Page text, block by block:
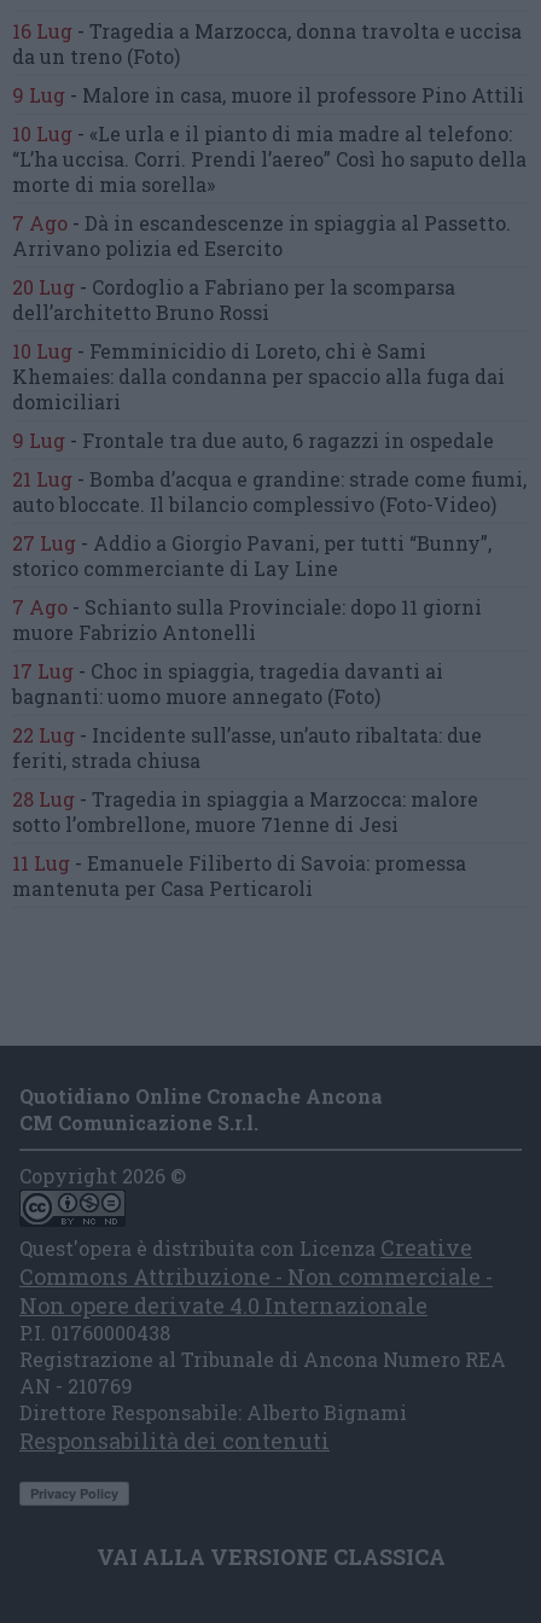
16 Lug - Tragedia a Marzocca, donna travolta e uccisa
da un treno (Foto)
9 Lug - Malore in casa, muore il professore Pino Attili
10 Lug - «Le urla e il pianto di mia madre al telefono:
“L’ha uccisa. Corri. Prendi l’aereo” Così ho saputo della
morte di mia sorella»
7 Ago - Dà in escandescenze in spiaggia al Passetto.
Arrivano polizia ed Esercito
20 Lug - Cordoglio a Fabriano per la scomparsa
dell’architetto Bruno Rossi
10 Lug - Femminicidio di Loreto, chi è Sami
Khemaies: dalla condanna per spaccio alla fuga dai
domiciliari
9 Lug - Frontale tra due auto, 6 ragazzi in ospedale
21 Lug - Bomba d’acqua e grandine: strade come fiumi,
auto bloccate. Il bilancio complessivo (Foto-Video)
27 Lug - Addio a Giorgio Pavani, per tutti “Bunny”,
storico commerciante di Lay Line
7 Ago - Schianto sulla Provinciale: dopo 11 giorni
muore Fabrizio Antonelli
17 Lug - Choc in spiaggia, tragedia davanti ai
bagnanti:uomo muore annegato (Foto)
22 Lug - Incidente sull’asse, un’auto ribaltata: due
feriti, strada chiusa
28 Lug - Tragedia in spiaggia a Marzocca: malore
sotto l’ombrellone, muore 71enne di Jesi
11 Lug - Emanuele Filiberto di Savoia: promessa
mantenuta per Casa Perticaroli
Quotidiano Online Cronache Ancona
CM Comunicazione S.r.l.
Copyright 2026 ©
Quest'opera è distribuita con Licenza Creative
Commons Attribuzione - Non commerciale -
Non opere derivate 4.0 Internazionale
P.I. 01760000438
Registrazione al Tribunale di Ancona Numero REA
AN - 210769
Direttore Responsabile: Alberto Bignami
Responsabilità dei contenuti
VAI ALLA VERSIONE CLASSICA